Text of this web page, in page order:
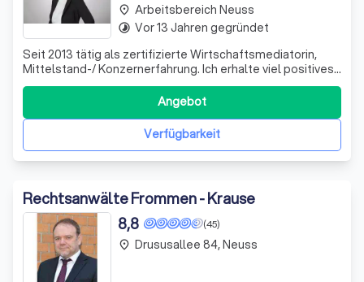
Seit 2013 tätig als zertifizierte Wirtschaftsmediatorin,
Mittelstand-/ Konzernerfahrung. Ich erhalte viel positives
Feedback für meine Empathie, Struktur, Vertraulichkeit &
Verfügbarkeit
Angebot
place Arbeitsbereich Neuss
timelapse Vor 13 Jahren gegründet
Rechtsanwälte Frommen - Krause
(45)
8,8
place Drususallee 84, Neuss